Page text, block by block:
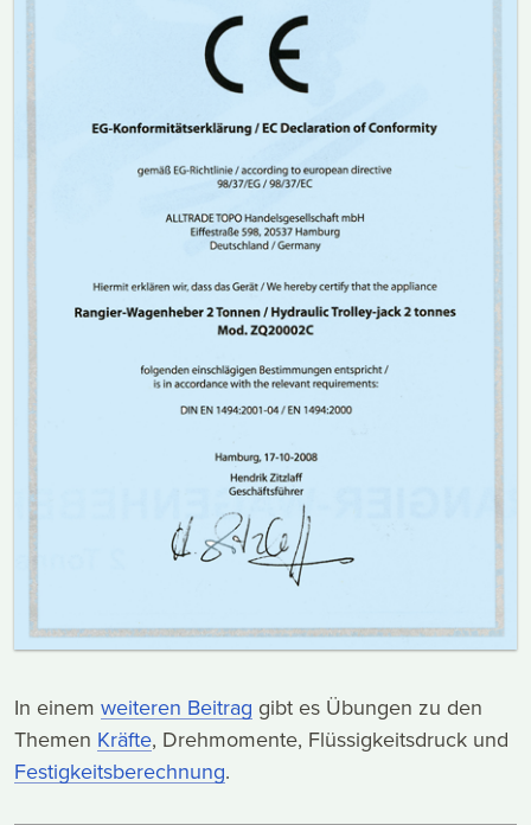
In einem weiteren Beitrag gibt es Übungen zu den
Themen Kräfte, Drehmomente, Flüssigkeitsdruck und
Festigkeitsberechnung.